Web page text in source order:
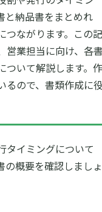
と納品書をまとめれ
つながります。この記
営業担当に向け、各
ついて解説します。作
るので、書類作成に
タイミングについて
の概要を確認しましょ